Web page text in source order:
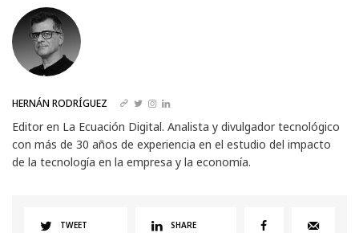
HERNÁN RODRÍGUEZ
Editor en La Ecuación Digital. Analista y divulgador tecnológico
con más de 30 años de experiencia en el estudio del impacto
de la tecnología en la empresa y la economía.
TWEET SHARE